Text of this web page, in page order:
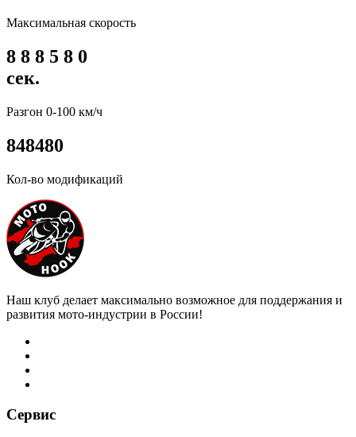
Максимальная скорость
8 8 8 5 8 0
сек.
Разгон 0-100 км/ч
848480
Кол-во модификаций
Наш клуб делает максимально возможное для поддержания и
развития мото-индустрии в России!
Сервис